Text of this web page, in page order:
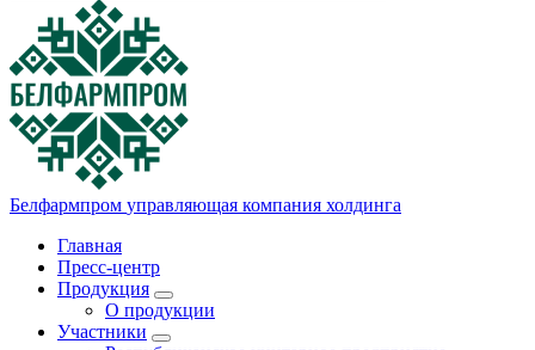
Белфармпром управляющая компания холдинга
Главная
Пресс-центр
Продукция
О продукции
Участники